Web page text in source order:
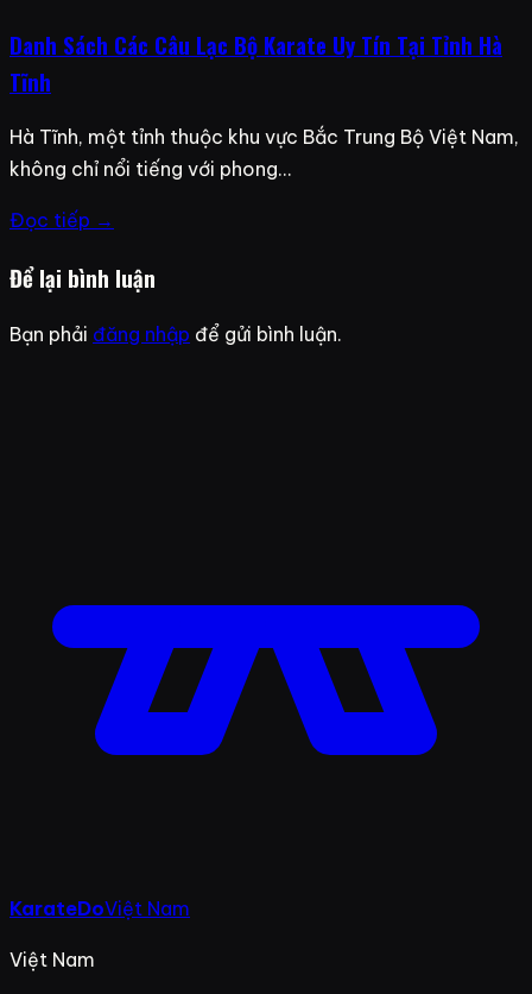
Danh Sách Các Câu Lạc Bộ Karate Uy Tín Tại Tỉnh Hà
Tĩnh
Hà Tĩnh, một tỉnh thuộc khu vực Bắc Trung Bộ Việt Nam,
không chỉ nổi tiếng với phong…
Đọc tiếp →
Để lại bình luận
Bạn phải đăng nhập để gửi bình luận.
KarateDoViệt Nam
Việt Nam